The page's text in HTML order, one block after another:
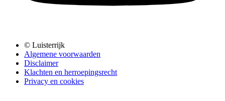
© Luisterrijk
Algemene voorwaarden
Disclaimer
Klachten en herroepingsrecht
Privacy en cookies